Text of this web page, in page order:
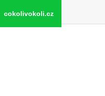
cokolivokoli.cz